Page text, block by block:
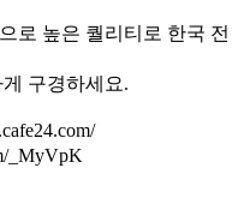
로 높은 퀄리티로 한국 전
구경하세요.
_MyVpK